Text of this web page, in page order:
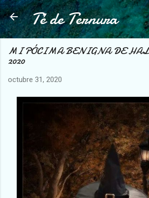
Ir al contenido
Té de Ternura
MI PÓCIMA BENIGNA DE
2020
octubre 31, 2020